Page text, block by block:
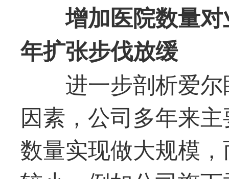
增加医院数量
年扩张步伐放缓
进一步剖析爱
因素，公司多年来
数量实现做大规模